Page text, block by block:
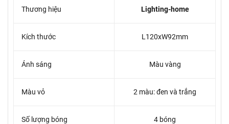
Thương hiệu Lighting-home
Kích thước L120xW92mm
Ánh sáng Màu vàng
Màu vỏ 2 màu: đen và trắng
Số lượng bóng 4 bóng